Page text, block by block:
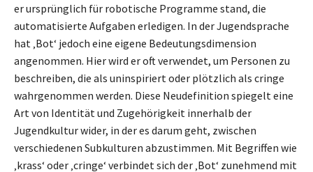
er ursprünglich für robotische Programme stand, die
automatisierte Aufgaben erledigen. In der Jugendsprache
hat ‚Bot‘ jedoch eine eigene Bedeutungsdimension
angenommen. Hier wird er oft verwendet, um Personen zu
beschreiben, die als uninspiriert oder plötzlich als cringe
wahrgenommen werden. Diese Neudefinition spiegelt eine
Art von Identität und Zugehörigkeit innerhalb der
Jugendkultur wider, in der es darum geht, zwischen
verschiedenen Subkulturen abzustimmen. Mit Begriffen wie
‚krass‘ oder ‚cringe‘ verbindet sich der ‚Bot‘ zunehmend mit